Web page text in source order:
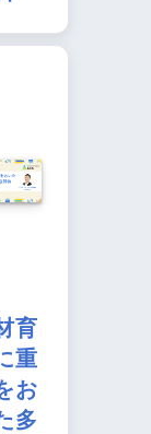
育
重
お
多